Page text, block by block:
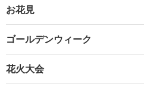
お花見
ゴールデンウィーク
花火大会